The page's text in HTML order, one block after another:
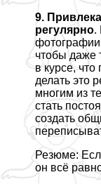
9.
регулярно.
фотографии
чтобы даже
в курсе,
делать это
многим из
стать
создать
Резюме:
он всё